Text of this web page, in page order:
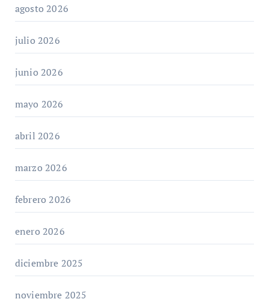
agosto 2026
julio 2026
junio 2026
mayo 2026
abril 2026
marzo 2026
febrero 2026
enero 2026
diciembre 2025
noviembre 2025